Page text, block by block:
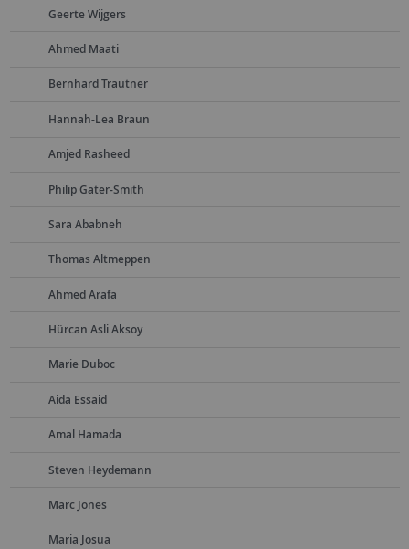
Geerte Wijgers
Ahmed Maati
Bernhard Trautner
Hannah-Lea Braun
Amjed Rasheed
Philip Gater-Smith
Sara Ababneh
Thomas Altmeppen
Ahmed Arafa
Hürcan Asli Aksoy
Marie Duboc
Aida Essaid
Amal Hamada
Steven Heydemann
Marc Jones
Maria Josua